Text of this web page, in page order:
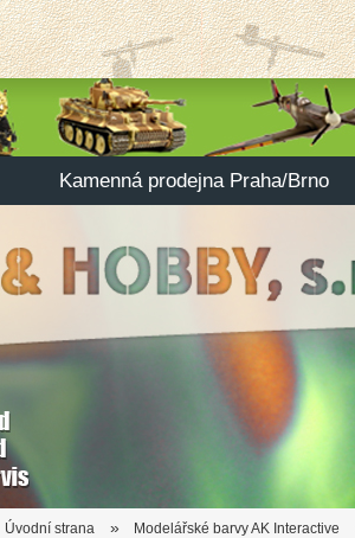
Kamenná prodejna Praha/Brno
Úvodní strana » Modelářské barvy AK Interactive